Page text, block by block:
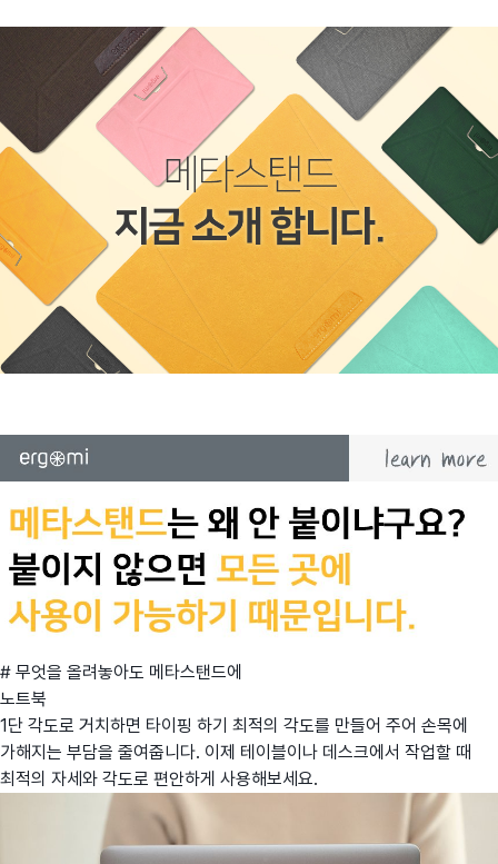
# 무엇을 올려놓아도 메타스탠드에
노트북
1단 각도로 거치하면 타이핑 하기 최적의 각도를 만들어 주어 손목에
가해지는 부담을 줄여줍니다. 이제 테이블이나 데스크에서 작업할 때
최적의 자세와 각도로 편안하게 사용해보세요.